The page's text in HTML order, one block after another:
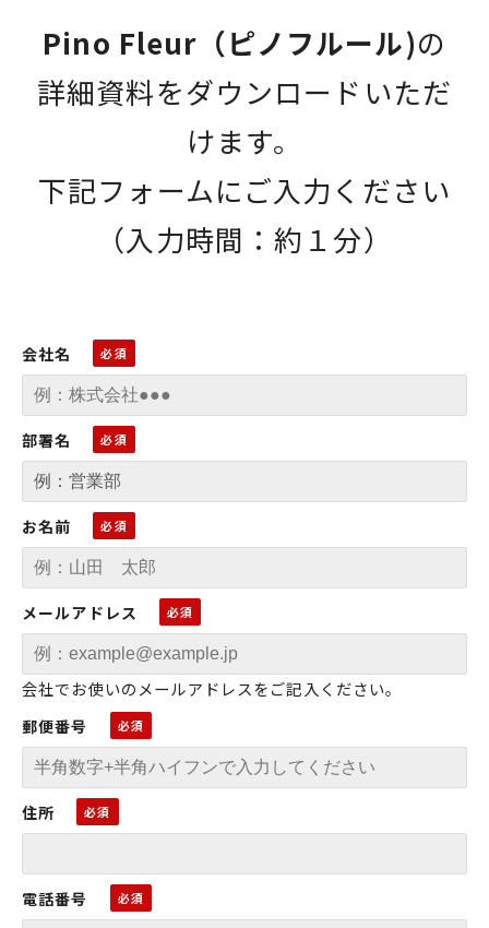
Pino Fleur（ピノフルール)の
詳細資料をダウンロードいただ
けます。
下記フォームにご入力ください
（入力時間：約１分）
会社名
部署名
お名前
メールアドレス
会社でお使いのメールアドレスをご記入ください。
郵便番号
住所
電話番号